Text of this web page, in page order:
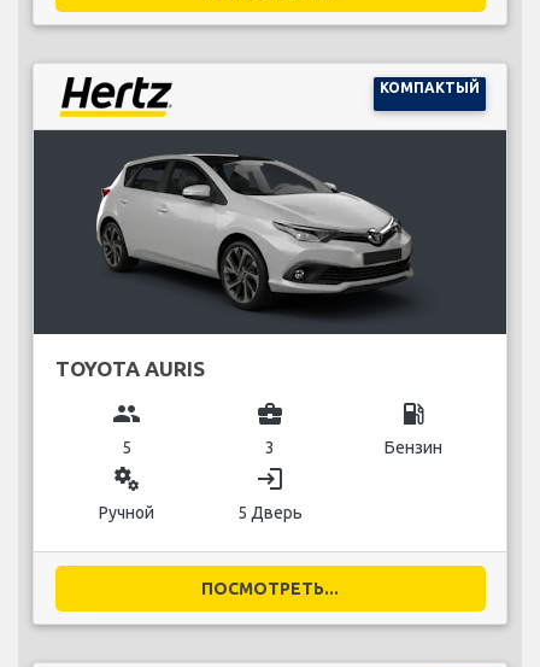
КОМПАКТЫЙ
TOYOTA AURIS
group
5
business_center
3
local_gas_station
Бензин
miscellaneous_services
Ручной
login
5 Дверь
ПОСМОТРЕТЬ...